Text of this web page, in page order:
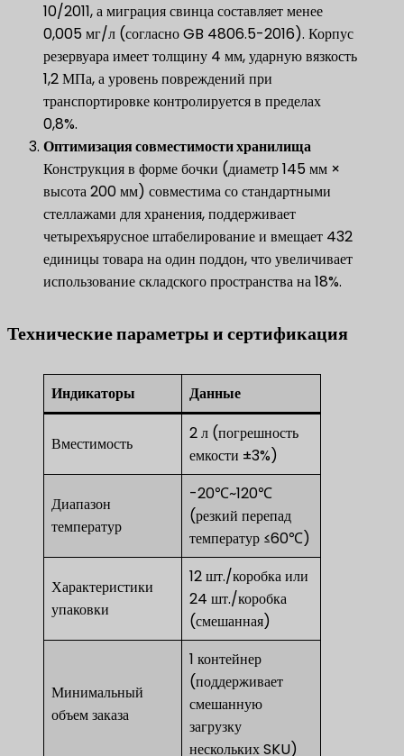
10/2011, а миграция свинца составляет менее
0,005 мг/л (согласно GB 4806.5-2016). Корпус
резервуара имеет толщину 4 мм, ударную вязкость
1,2 МПа, а уровень повреждений при
транспортировке контролируется в пределах
0,8%.
Оптимизация совместимости хранилища
Конструкция в форме бочки (диаметр 145 мм ×
высота 200 мм) совместима со стандартными
стеллажами для хранения, поддерживает
четырехъярусное штабелирование и вмещает 432
единицы товара на один поддон, что увеличивает
использование складского пространства на 18%.
Технические параметры и сертификация
Индикаторы Данные
Вместимость
2 л (погрешность
емкости ±3%)
Диапазон
температур
-20℃~120℃
(резкий перепад
температур ≤60℃)
Характеристики
упаковки
12 шт./коробка или
24 шт./коробка
(смешанная)
Минимальный
объем заказа
1 контейнер
(поддерживает
смешанную
загрузку
нескольких SKU)